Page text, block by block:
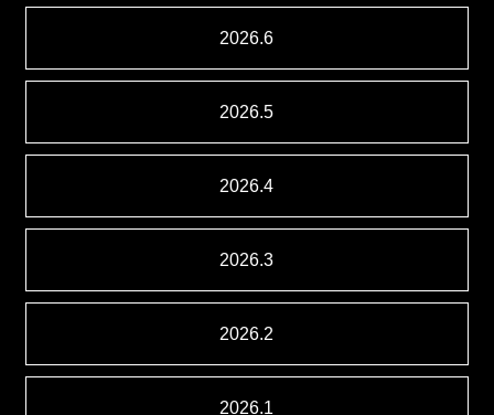
2026.6
2026.5
2026.4
2026.3
2026.2
2026.1